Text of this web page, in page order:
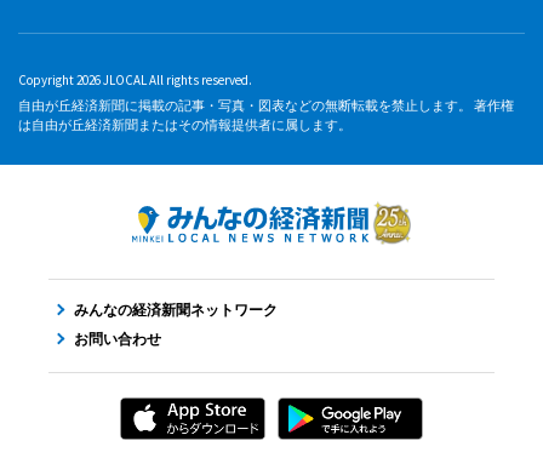
Copyright 2026 JLOCAL All rights reserved.
自由が丘経済新聞に掲載の記事・写真・図表などの無断転載を禁止します。 著作権
は自由が丘経済新聞またはその情報提供者に属します。
みんなの経済新聞ネットワーク
お問い合わせ